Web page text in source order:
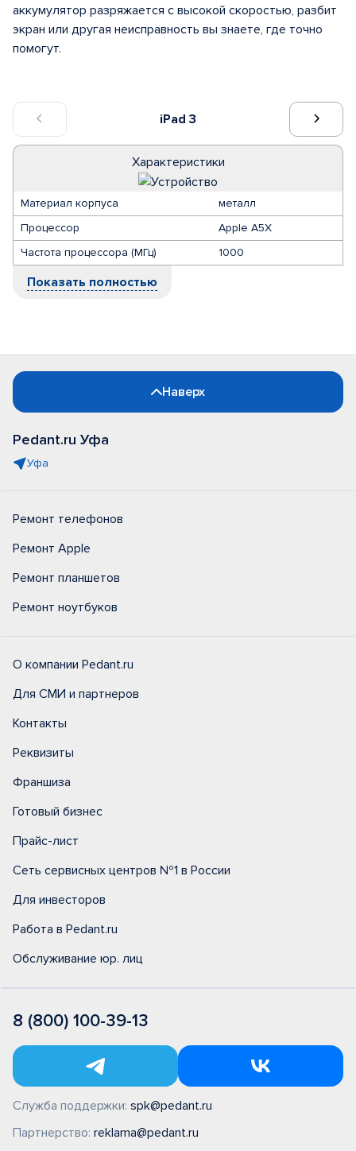
iPad 3
Характеристики
Материал корпуса
металл
Процессор
Apple A5X
Частота процессора (МГц)
1000
Показать полностью
аккумулятор разряжается с высокой скоростью, разбит
экран или другая неисправность вы знаете, где точно
помогут.
Наверх
Pedant.ru Уфа
Уфа
Ремонт телефонов
Ремонт Apple
Ремонт планшетов
Ремонт ноутбуков
О компании Pedant.ru
Для СМИ и партнеров
Контакты
Реквизиты
Франшиза
Готовый бизнес
Прайс-лист
Сеть сервисных центров №1 в России
Для инвесторов
Работа в Pedant.ru
Обслуживание юр. лиц
8 (800) 100-39-13
Служба поддержки: spk@pedant.ru
Партнерство: reklama@pedant.ru